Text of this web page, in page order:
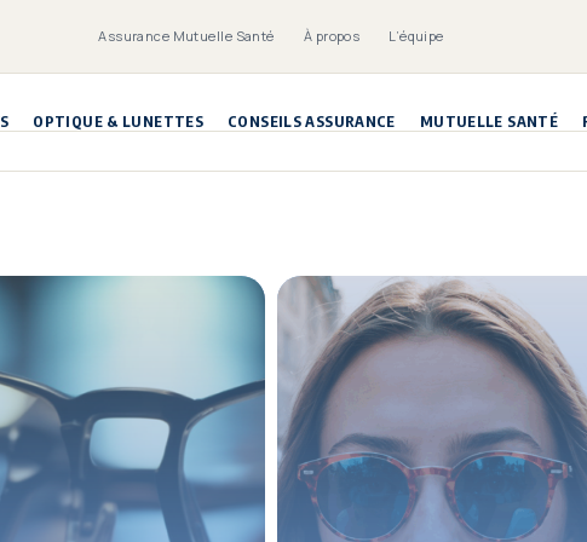
Assurance Mutuelle Santé À propos L’équipe
OPTIQUE & LUNETTES CONSEILS ASSURANCE MUTUELLE SANTÉ